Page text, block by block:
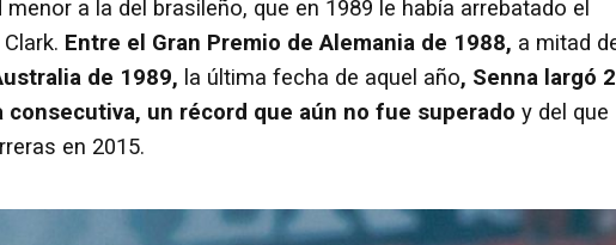
a la del brasileño, que en 1989 le había arrebatado el
Entre el Gran Premio de Alemania de 1988, a mitad
de 1989, la última fecha de aquel año, Senna largó
un récord que aún no fue superado y del que
en 2015.